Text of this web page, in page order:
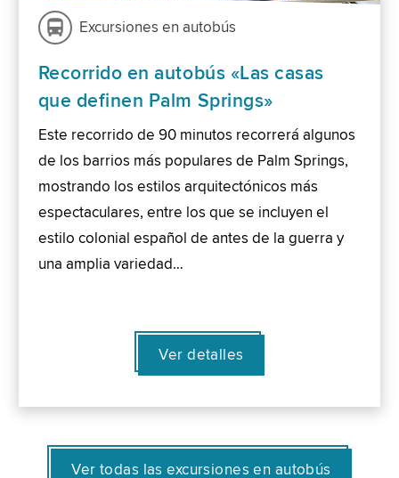
Excursiones en autobús
Recorrido en autobús «Las casas
que definen Palm Springs»
Este recorrido de 90 minutos recorrerá algunos
de los barrios más populares de Palm Springs,
mostrando los estilos arquitectónicos más
espectaculares, entre los que se incluyen el
estilo colonial español de antes de la guerra y
una amplia variedad…
Ver detalles
Ver todas las excursiones en autobús